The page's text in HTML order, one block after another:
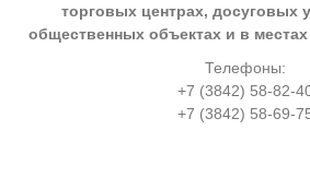
торговых центрах, досуговых
общественных объектах и в
Телефоны:
+7 (3842) 58-82-
+7 (3842) 58-69-